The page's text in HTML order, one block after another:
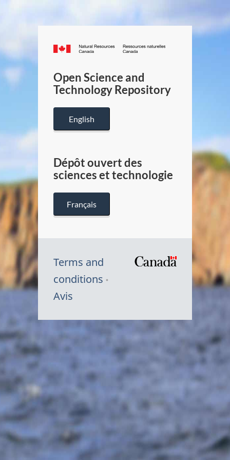
Canada.ca
/
Canada
Open Science and
Technology Repository
English
Dépôt ouvert des
sciences et technologie
Français
Terms and
conditions
Avis
Symbole
Canada